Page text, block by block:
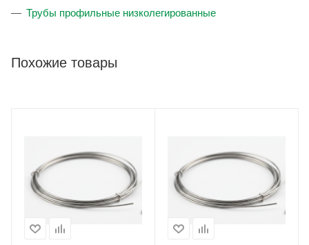
Трубы профильные низколегированные
Похожие товары